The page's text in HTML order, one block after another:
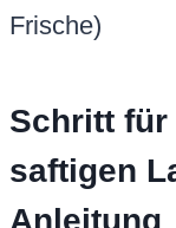
Frische)
Schritt
saftigen